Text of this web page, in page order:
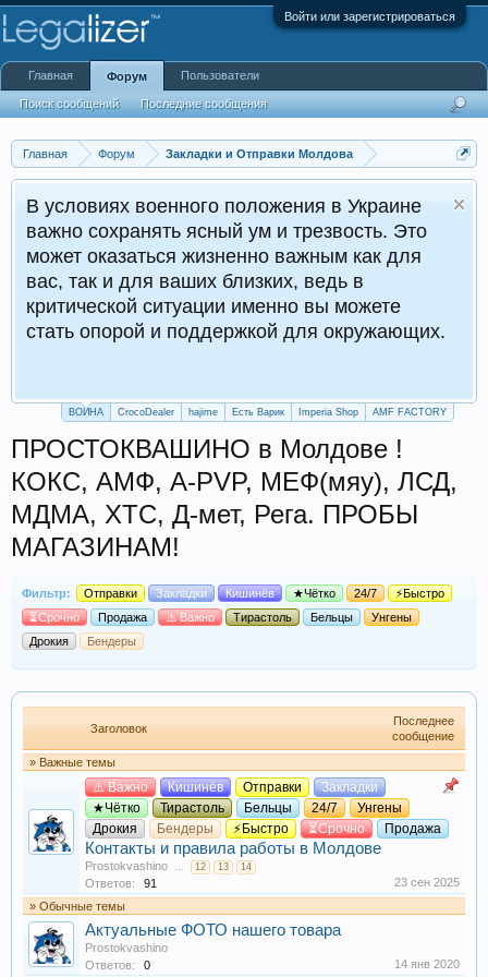
Войти или зарегистрироваться
Главная Форум Закладки и Отправки Молдова
В условиях военного положения в Украине
важно сохранять ясный ум и трезвость. Это
может оказаться жизненно важным как для
вас, так и для ваших близких, ведь в
критической ситуации именно вы можете
стать опорой и поддержкой для окружающих.
ВОЙНА CrocoDealer hajime Есть Варик Imperia Shop AMF FACTORY
ПРОСТОКВАШИНО в Молдове !
КОКС, АМФ, A-PVP, МЕФ(мяу), ЛСД,
МДМА, XTC, Д-мет, Рега. ПРОБЫ
МАГАЗИНАМ!
Фильтр: Отправки Закладки Кишинёв ★Чётко 24/7
⚡Быстро
⏳Срочно
Продажа ⚠️ Важно Тирастоль Бельцы
Унгены
Дрокия
Бендеры
Заголовок
Последнее
сообщение
» Важные темы
⚠️ Важно Кишинёв Отправки
Закладки
★Чётко
Тирастоль Бельцы 24/7
Унгены
Дрокия
Бендеры ⚡Быстро ⏳Срочно Продажа
Контакты и правила работы в Молдове
Prostokvashino ... 12 13 14
Ответов: 91
23 сен 2025
» Обычные темы
Актуальные ФОТО нашего товара
Prostokvashino
Ответов:
0 14 янв 2020
Главная Форум
Поиск сообщений Последние сообщения
Пользователи